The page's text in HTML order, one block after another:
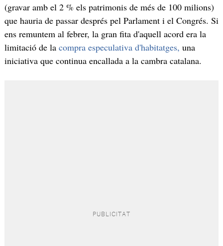
(gravar amb el 2 % els patrimonis de més de 100 milions)
que hauria de passar després pel Parlament i el Congrés. Si
ens remuntem al febrer, la gran fita d'aquell acord era la
limitació de lacompra especulativa d'habitatges, una
iniciativa que continua encallada a la cambra catalana.